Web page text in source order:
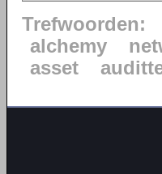
Trefwoorden:
alchemy
asset